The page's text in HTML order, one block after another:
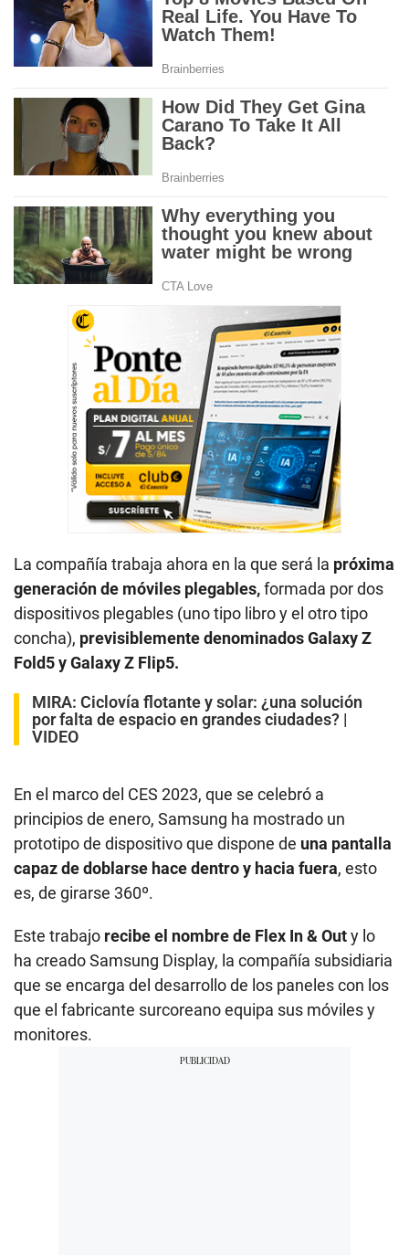
La compañía trabaja ahora en la que será la próxima
generación de móviles plegables,formada por dos
dispositivos plegables (uno tipo libro y el otro tipo
concha), previsiblemente denominados Galaxy Z
Fold5 y Galaxy Z Flip5.
MIRA: Ciclovía flotante y solar: ¿una solución
por falta de espacio en grandes ciudades? |
VIDEO
En el marco del CES 2023, que se celebró a
principios de enero, Samsung ha mostrado un
prototipo de dispositivo que dispone de una pantalla
capaz de doblarse hace dentro y hacia fuera, esto
es, de girarse 360º.
Este trabajo recibe el nombre de Flex In & Outy lo
ha creado Samsung Display, la compañía subsidiaria
que se encarga del desarrollo de los paneles con los
que el fabricante surcoreano equipa sus móviles y
monitores.